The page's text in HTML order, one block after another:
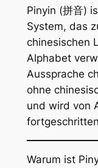
Pinyin (拼音)
System, das
chinesischen
Alphabet
Aussprache
ohne
und wird von
Warum ist